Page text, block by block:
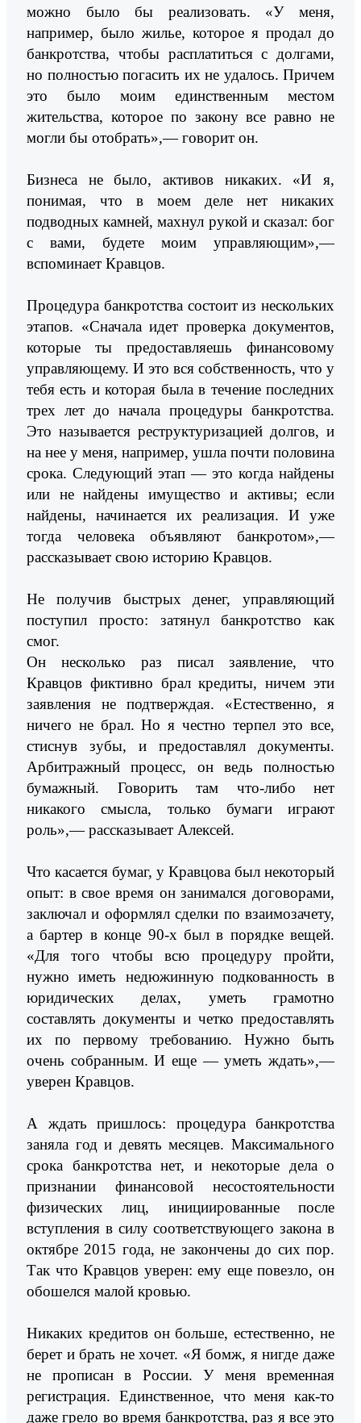
можно было бы реализовать. «У меня,
например, было жилье, которое я продал до
банкротства, чтобы расплатиться с долгами,
но полностью погасить их не удалось. Причем
это было моим единственным местом
жительства, которое по закону все равно не
могли бы отобрать»,— говорит он.
Бизнеса не было, активов никаких. «И я,
понимая, что в моем деле нет никаких
подводных камней, махнул рукой и сказал: бог
с вами, будете моим управляющим»,—
вспоминает Кравцов.
Процедура банкротства состоит из нескольких
этапов. «Сначала идет проверка документов,
которые ты предоставляешь финансовому
управляющему. И это вся собственность, что у
тебя есть и которая была в течение последних
трех лет до начала процедуры банкротства.
Это называется реструктуризацией долгов, и
на нее у меня, например, ушла почти половина
срока. Следующий этап — это когда найдены
или не найдены имущество и активы; если
найдены, начинается их реализация. И уже
тогда человека объявляют банкротом»,—
рассказывает свою историю Кравцов.
Не получив быстрых денег, управляющий
поступил просто: затянул банкротство как
смог.
Он несколько раз писал заявление, что
Кравцов фиктивно брал кредиты, ничем эти
заявления не подтверждая. «Естественно, я
ничего не брал. Но я честно терпел это все,
стиснув зубы, и предоставлял документы.
Арбитражный процесс, он ведь полностью
бумажный. Говорить там что-либо нет
никакого смысла, только бумаги играют
роль»,— рассказывает Алексей.
Что касается бумаг, у Кравцова был некоторый
опыт: в свое время он занимался договорами,
заключал и оформлял сделки по взаимозачету,
а бартер в конце 90-х был в порядке вещей.
«Для того чтобы всю процедуру пройти,
нужно иметь недюжинную подкованность в
юридических делах, уметь грамотно
составлять документы и четко предоставлять
их по первому требованию. Нужно быть
очень собранным. И еще — уметь ждать»,—
уверен Кравцов.
А ждать пришлось: процедура банкротства
заняла год и девять месяцев. Максимального
срока банкротства нет, и некоторые дела о
признании финансовой несостоятельности
физических лиц, инициированные после
вступления в силу соответствующего закона в
октябре 2015 года, не закончены до сих пор.
Так что Кравцов уверен: ему еще повезло, он
обошелся малой кровью.
Никаких кредитов он больше, естественно, не
берет и брать не хочет. «Я бомж, я нигде даже
не прописан в России. У меня временная
регистрация. Единственное, что меня как-то
даже грело во время банкротства, раз я все это